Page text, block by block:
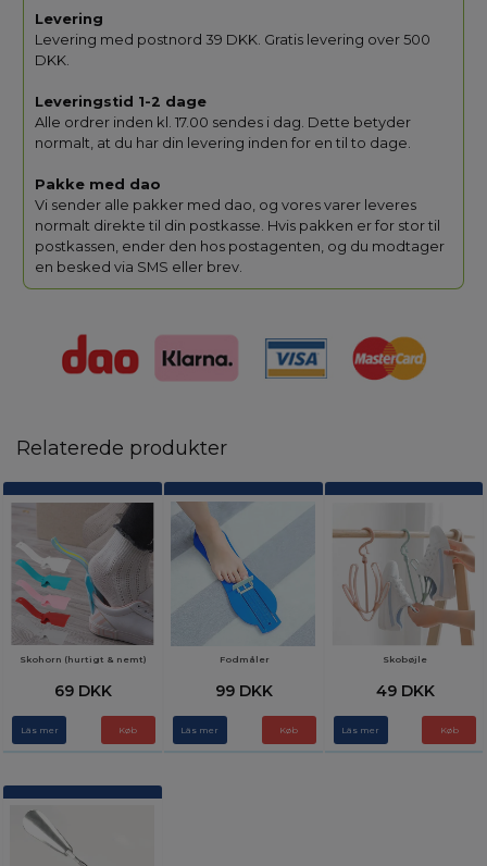
Levering
Levering med postnord 39 DKK. Gratis levering over 500
DKK.
Leveringstid 1-2 dage
Alle ordrer inden kl. 17.00 sendes i dag. Dette betyder
normalt, at du har din levering inden for en til to dage.
Pakke med dao
Vi sender alle pakker med dao, og vores varer leveres
normalt direkte til din postkasse. Hvis pakken er for stor til
postkassen, ender den hos postagenten, og du modtager
en besked via SMS eller brev.
Relaterede produkter
Skohorn (hurtigt & nemt)
69 DKK
Läs mer
Fodmåler
99 DKK
Läs mer
Skobøjle
49 DKK
Läs mer